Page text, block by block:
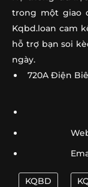
trong một giao
Kqbd.loan cam
hỗ trợ bạn soi
ngày.
720A Điện
KQBD